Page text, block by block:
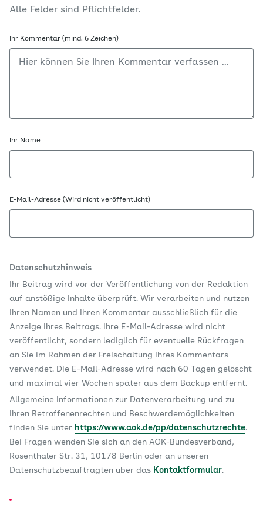
Alle Felder sind Pflichtfelder.
Ihr Kommentar (mind. 6 Zeichen)
Ihr Name
E-Mail-Adresse (Wird nicht veröffentlicht)
Datenschutzhinweis
Ihr Beitrag wird vor der Veröffentlichung von der Redaktion
auf anstößige Inhalte überprüft. Wir verarbeiten und nutzen
Ihren Namen und Ihren Kommentar ausschließlich für die
Anzeige Ihres Beitrags. Ihre E-Mail-Adresse wird nicht
veröffentlicht, sondern lediglich für eventuelle Rückfragen
an Sie im Rahmen der Freischaltung Ihres Kommentars
verwendet. Die E-Mail-Adresse wird nach 60 Tagen gelöscht
und maximal vier Wochen später aus dem Backup entfernt.
Allgemeine Informationen zur Datenverarbeitung und zu
Ihren Betroffenenrechten und Beschwerdemöglichkeiten
finden Sie unter https://www.aok.de/pp/datenschutzrechte.
Bei Fragen wenden Sie sich an den AOK-Bundesverband,
Rosenthaler Str. 31, 10178 Berlin oder an unseren
Datenschutzbeauftragten über das Kontaktformular.